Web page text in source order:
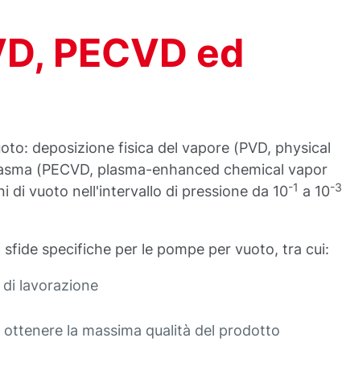
PECVD ed
deposizione fisica del vapore (PVD, physical
(PECVD, plasma-enhanced chemical vapor
di vuoto nell'intervallo di pressione da 10-1 a 10-3
specifiche per le pompe per vuoto, tra cui:
lavorazione
la massima qualità del prodotto